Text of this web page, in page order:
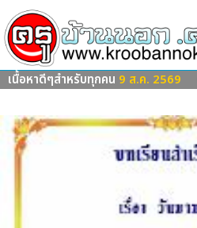
เนื้อหาดีๆสำหรับทุกคน 9 ส.ค. 2569